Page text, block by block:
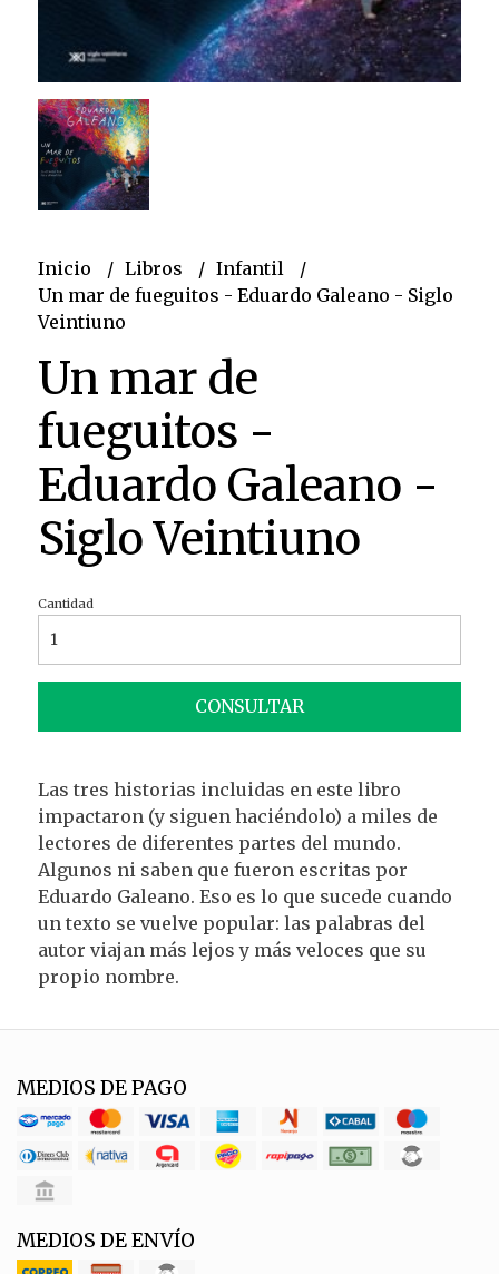
Inicio Libros
Infantil
Un mar de fueguitos - Eduardo Galeano - Siglo
Veintiuno
Un mar de
fueguitos -
Eduardo Galeano -
Siglo Veintiuno
Cantidad
CONSULTAR
Las tres historias incluidas en este libro
impactaron (y siguen haciéndolo) a miles de
lectores de diferentes partes del mundo.
Algunos ni saben que fueron escritas por
Eduardo Galeano. Eso es lo que sucede cuando
un texto se vuelve popular: las palabras del
autor viajan más lejos y más veloces que su
propio nombre.
MEDIOS DE PAGO
MEDIOS DE ENVÍO